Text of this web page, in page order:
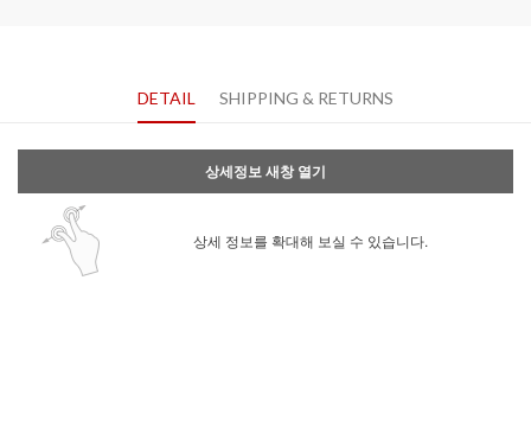
DETAIL SHIPPING & RETURNS
상세정보 새창 열기
상세 정보를 확대해 보실 수 있습니다.